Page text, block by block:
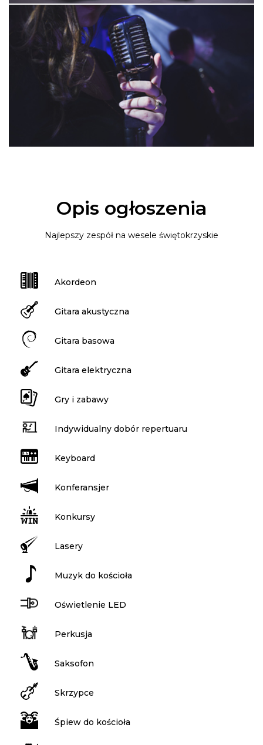
Opis ogłoszenia
Najlepszy zespół na wesele świętokrzyskie
Akordeon
Gitara akustyczna
Gitara basowa
Gitara elektryczna
Gry i zabawy
Indywidualny dobór repertuaru
Keyboard
Konferansjer
Konkursy
Lasery
Muzyk do kościoła
Oświetlenie LED
Perkusja
Saksofon
Skrzypce
Śpiew do kościoła